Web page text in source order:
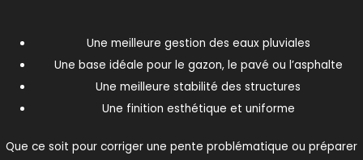
Une meilleure gestion des eaux pluviales
Une base idéale pour le gazon, le pavé ou l’asphalte
Une meilleure stabilité des structures
Une finition esthétique et uniforme
Que ce soit pour corriger une pente problématique ou préparer